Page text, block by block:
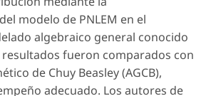
modelo de PNLEM en el
algebraico general conocido
resultados fueron comparados con
de Chuy Beasley (AGCB),
adecuado. Los autores de